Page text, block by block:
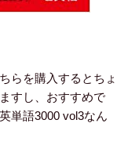
らを購入するとちょ
すし、おすすめで
単語3000 vol3なん